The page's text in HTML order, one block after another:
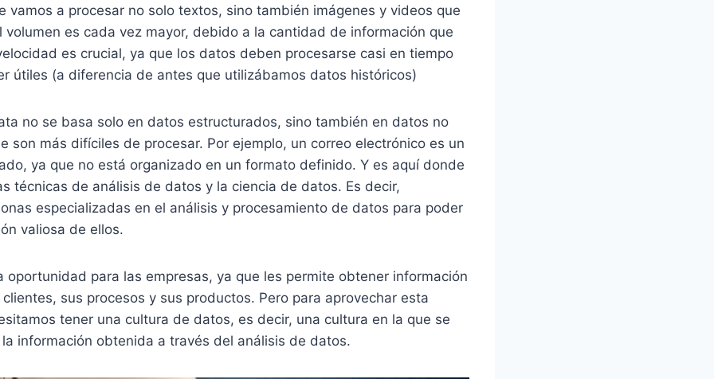
vamos a procesar no solo textos, sino también imágenes y videos que
volumen es cada vez mayor, debido a la cantidad de información que
es crucial, ya que los datos deben procesarse casi en tiempo
útiles (a diferencia de antes que utilizábamos datos históricos)
no se basa solo en datos estructurados, sino también en datos no
son más difíciles de procesar. Por ejemplo, un correo electrónico es un
ya que no está organizado en un formato definido. Y es aquí donde
técnicas de análisis de datos y la ciencia de datos. Es decir,
especializadas en el análisis y procesamiento de datos para poder
valiosa de ellos.
oportunidad para las empresas, ya que les permite obtener información
sus procesos y sus productos. Pero para aprovechar esta
tener una cultura de datos, es decir, una cultura en la que se
información obtenida a través del análisis de datos.